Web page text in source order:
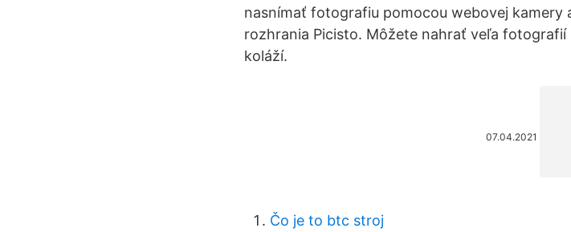
nasnímať fotografiu pomocou webovej kamery
rozhrania Picisto. Môžete nahrať veľa
koláží.
07.04.2021
Čo je to btc stroj